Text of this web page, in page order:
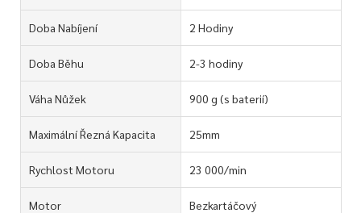
Doba Nabíjení 2 Hodiny
Doba Běhu 2-3 hodiny
Váha Nůžek 900 g (s baterií)
Maximální Řezná Kapacita 25mm
Rychlost Motoru 23 000/min
Motor Bezkartáčový